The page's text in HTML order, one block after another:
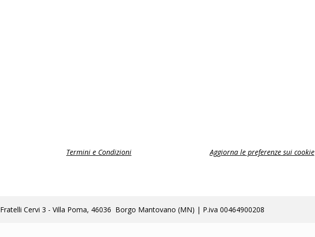
Termini e Condizioni Aggiorna le preferenze sui cookie
Cervi 3 - Villa Poma, 46036 Borgo Mantovano (MN) | P.iva 00464900208